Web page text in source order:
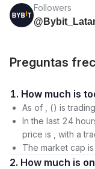
Followers
Preguntas
1.
As of , () is
In the last 24
price is , with a
The market cap
2. How much is